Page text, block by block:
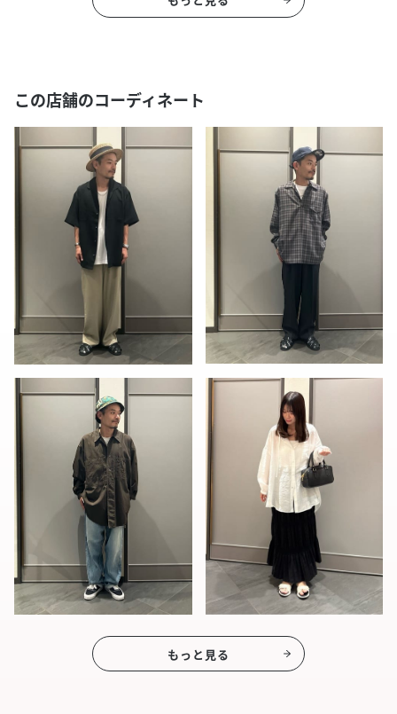
この店舗のコーディネート
もっと見る